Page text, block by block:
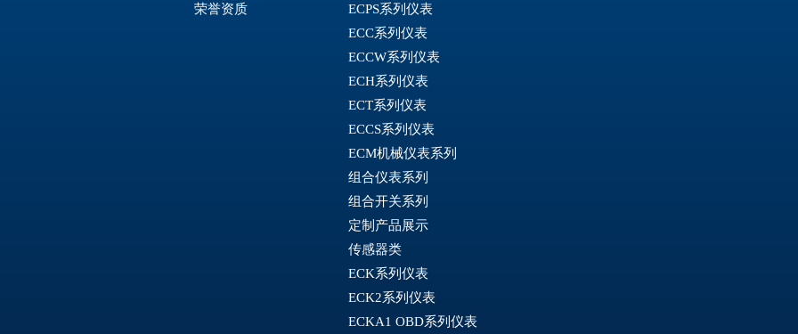
荣誉资质
ECPS系列仪表
ECC系列仪表
ECCW系列仪表
ECH系列仪表
ECT系列仪表
ECCS系列仪表
ECM机械仪表系列
组合仪表系列
组合开关系列
定制产品展示
传感器类
ECK系列仪表
ECK2系列仪表
ECKA1 OBD系列仪表